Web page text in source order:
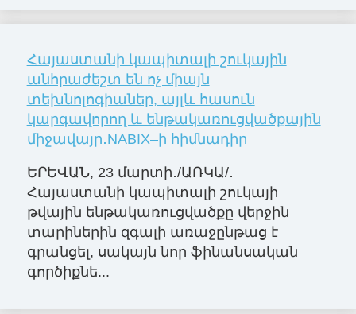
Հայաստանի կապիտալի շուկային
անհրաժեշտ են ոչ միայն
տեխնոլոգիաներ, այլև հասուն
կարգավորող և ենթակառուցվածքային
միջավայր․NABIX–ի հիմնադիր
ԵՐԵՎԱՆ, 23 մարտի․/ԱՌԿԱ/․
Հայաստանի կապիտալի շուկայի
թվային ենթակառուցվածքը վերջին
տարիներին զգալի առաջընթաց է
գրանցել, սակայն նոր ֆինանսական
գործիքնե...